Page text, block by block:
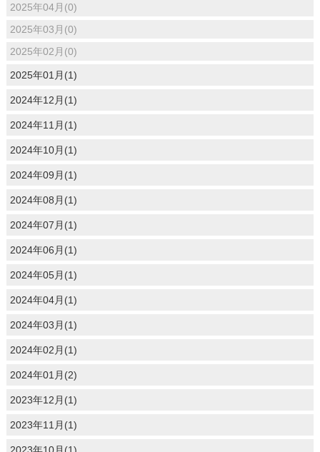
2025年04月(0)
2025年03月(0)
2025年02月(0)
2025年01月(1)
2024年12月(1)
2024年11月(1)
2024年10月(1)
2024年09月(1)
2024年08月(1)
2024年07月(1)
2024年06月(1)
2024年05月(1)
2024年04月(1)
2024年03月(1)
2024年02月(1)
2024年01月(2)
2023年12月(1)
2023年11月(1)